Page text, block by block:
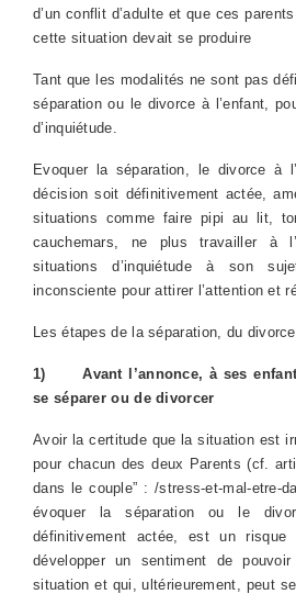
d’un conflit d’adulte et que ces
cette situation devait se produire
Tant que les modalités ne sont pas
séparation ou le divorce à l’enfant,
d’inquiétude.
Evoquer la séparation, le divorce à
décision soit définitivement actée,
situations comme faire pipi au lit,
cauchemars, ne plus travailler à
situations d’inquiétude à son
inconsciente pour attirer l’attention et
Les étapes de la séparation, du
1)
Avant l’annonce, à ses
se séparer ou de divorcer
Avoir la certitude que la situation est
pour chacun des deux Parents (cf.
dans le couple” : /stress-et-mal-etre-
évoquer la séparation ou le
définitivement actée, est un risque
développer un sentiment de
situation et qui, ultérieurement, peut